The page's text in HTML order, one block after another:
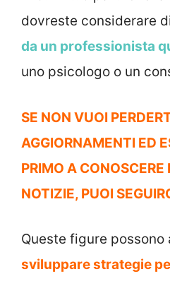
dovreste considerare
da un professionista
uno psicologo o un
SE NON VUOI
AGGIORNAMENTI ED
PRIMO A CONOSCERE
NOTIZIE, PUOI
Queste figure possono
sviluppare strategie